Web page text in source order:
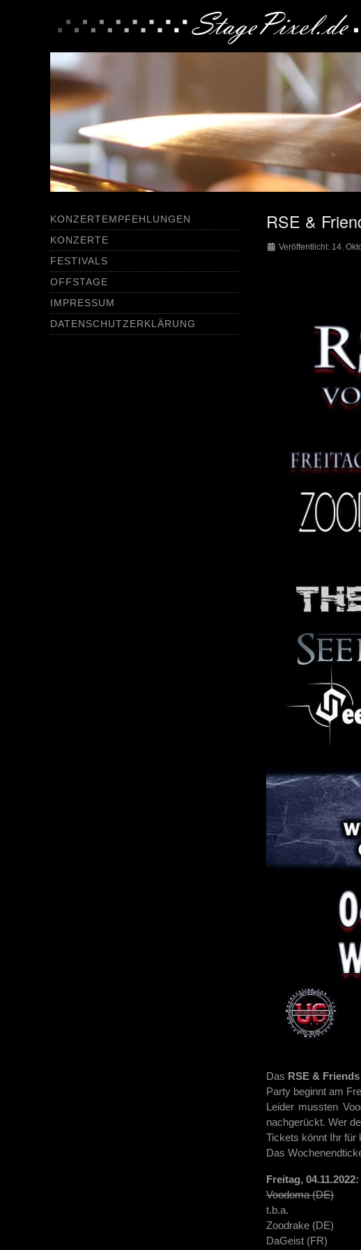
KONZERTEMPFEHLUNGEN
KONZERTE
FESTIVALS
OFFSTAGE
IMPRESSUM
DATENSCHUTZERKLÄRUNG
RSE &
Veröffentlicht: 14.
Das RSE &
Party beginnt am
Leider mussten
nachgerückt. Wer
Tickets könnt Ihr für
Das
Freitag, 04.11.2022:
Voodoma (DE)
t.b.a.
Zoodrake (DE)
DaGeist (FR)